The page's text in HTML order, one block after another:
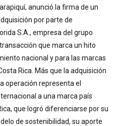
anunció la firma de un
por parte de
S.A., empresa del grupo
que marca un hito
nacional y para las marcas
Rica. Más que la adquisición
operación representa el
a una marca país
que logró diferenciarse por su
de sostenibilidad, su aporte